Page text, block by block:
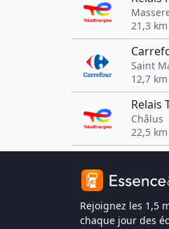
21,3 km
Saint
12,7 km
Relais
Châlus
22,5 km
Rejoignez les 1,5
chaque jour des